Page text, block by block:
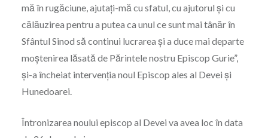
mă în rugăciune, ajutați-mă cu sfatul, cu ajutorul și cu
călăuzirea pentru a putea ca unul ce sunt mai tânăr în
Sfântul Sinod să continui lucrarea și a duce mai departe
moștenirea lăsată de Părintele nostru Episcop Gurie”,
și-a încheiat intervenția noul Episcop ales al Devei și
Hunedoarei.
Întronizarea noului episcop al Devei va avea loc în data